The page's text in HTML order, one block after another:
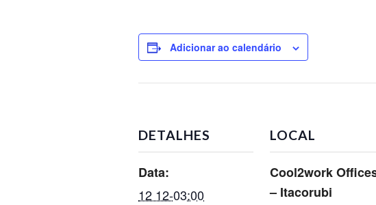
Adicionar ao calendário
DETALHES
Data:
12 12-03:00
LOCAL
Cool2work
– Itacorubi